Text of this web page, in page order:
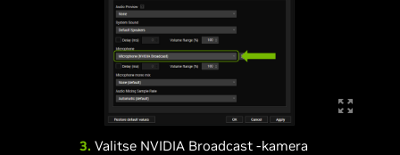
3.Valitse NVIDIA Broadcast -kamera